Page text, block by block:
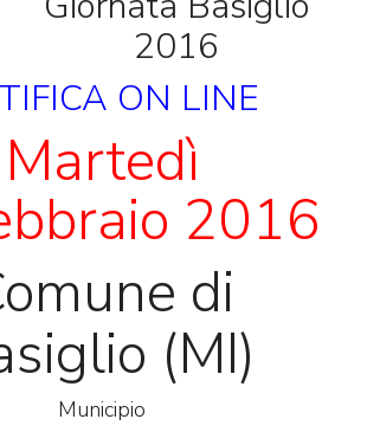
ON LINE
Martedì
2016
di
(MI)
Municipio